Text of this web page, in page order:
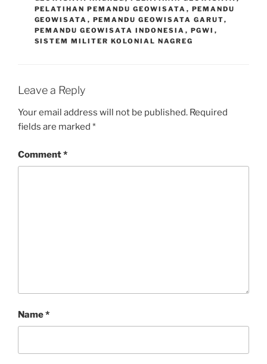
PELATIHAN PEMANDU GEOWISATA , PEMANDU
GEOWISATA , PEMANDU GEOWISATA GARUT,
PEMANDU GEOWISATA INDONESIA , PGWI ,
SISTEM MILITER KOLONIAL NAGREG
Leave a Reply
Your email address will not be published. Required
fields are marked *
Comment*
Name*